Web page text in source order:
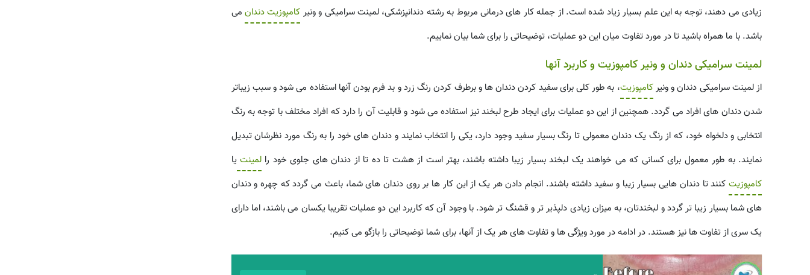
زیادی می دهند، توجه به این علم بسیار زیاد شده است. از جمله کار های درمانی مربوط به رشته دندانپزشکی، لمینت سرامیکی و ونیر کامپوزیت دندان می
باشد. با ما همراه باشید تا در مورد تفاوت میان این دو عملیات، توضیحاتی را برای شما بیان نماییم.
لمینت سرامیکی دندان و ونیر کامپوزیت و کاربرد آنها
از لمینت سرامیکی دندان و ونیرکامپوزیت، به طور کلی برای سفید کردن دندان ها و برطرف کردن رنگ زرد و بد فرم بودن آنها استفاده می شود و سبب زیباتر
شدن دندان های افراد می گردد. همچنین از این دو عملیات برای ایجاد طرح لبخند نیز استفاده می شود و قابلیت آن را دارد که افراد مختلف با توجه به رنگ
انتخابی و دلخواه خود، که از رنگ یک دندان معمولی تا رنگ بسیار سفید وجود دارد، یکی را انتخاب نمایند و دندان های خود را به رنگ مورد نظرشان تبدیل
نمایند. به طور معمول برای کسانی که می خواهند یک لبخند بسیار زیبا داشته باشند، بهتر است از هشت تا ده تا از دندان های جلوی خود رالمینتیا
کامپوزیت کنند تا دندان هایی بسیار زیبا و سفید داشته باشند. انجام دادن هر یک از این کار ها بر روی دندان های شما، باعث می گردد که چهره و دندان
های شما بسیار زیبا تر گردد و لبخندتان، به میزان زیادی دلپذیر تر و قشنگ تر شود. با وجود آن که کاربرد این دو عملیات تقریبا یکسان می باشند، اما دارای
یک سری از تفاوت ها نیز هستند. در ادامه در مورد ویژگی ها و تفاوت های هر یک از آنها، برای شما توضیحاتی را بازگو می کنیم.